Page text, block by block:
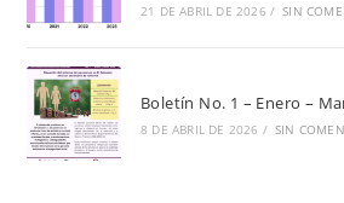
21 DE ABRIL DE 2026 / SIN
Boletín No. 1 – Enero –
8 DE ABRIL DE 2026 / SIN